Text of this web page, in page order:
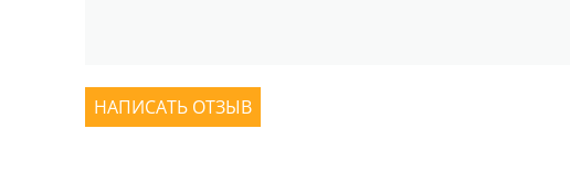
НАПИСАТЬ ОТЗЫВ